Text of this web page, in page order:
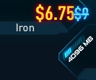
6.75 9
Iron